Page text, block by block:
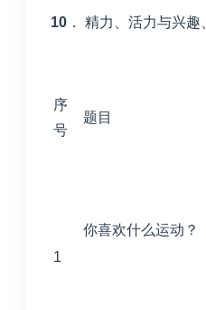
10 ． 精力、活力与兴趣
序
号
题目
1
你喜欢什么运动？